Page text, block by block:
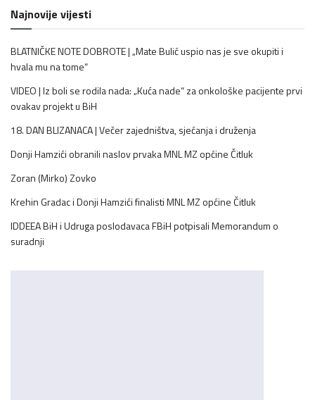
Najnovije vijesti
BLATNIČKE NOTE DOBROTE | „Mate Bulić uspio nas je sve okupiti i
hvala mu na tome“
VIDEO | Iz boli se rodila nada: „Kuća nade“ za onkološke pacijente prvi
ovakav projekt u BiH
18. DAN BLIZANACA | Večer zajedništva, sjećanja i druženja
Donji Hamzići obranili naslov prvaka MNL MZ općine Čitluk
Zoran (Mirko) Zovko
Krehin Gradac i Donji Hamzići finalisti MNL MZ općine Čitluk
IDDEEA BiH i Udruga poslodavaca FBiH potpisali Memorandum o
suradnji